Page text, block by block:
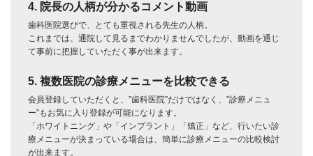
4. 院長の人柄が分かるコメント動画
歯科医院選びで、とても重視される先生の人柄。
これまでは、通院して見るまでわかりませんでしたが、動画を通じ
て事前に把握していただく事が出来ます。
5. 複数医院の診療メニューを比較できる
会員登録していただくと、”歯科医院”だけではなく、”診療メニュ
ー”もお気に入り登録が可能になります。
「ホワイトニング」や「インプラント」「矯正」など、行いたい診
療メニューが決まっている場合は、簡単に診療メニューの比較検討
が出来ます。